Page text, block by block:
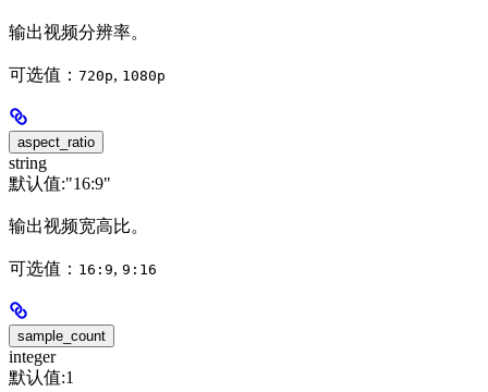
输出视频分辨率。
可选值： 720p, 1080p
aspect_ratio
string
默认值:"16:9"
输出视频宽高比。
可选值： 16:9, 9:16
sample_count
integer
默认值:1